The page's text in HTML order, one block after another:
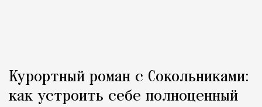
Курортный роман с Сокольниками:
как устроить себе полноценный